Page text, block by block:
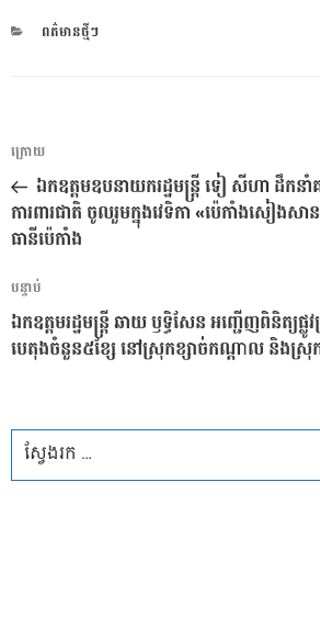
CATEGORIES
ពត៌មានថ្មីៗ
ការ​
នាំទិស​
ប្រកាស
អត្ថបទ
មុន
ក្រោយ
ឯកឧត្តមឧបនាយករដ្ឋមន្ដ្រី ទៀ សីហា ដឹក
ការពារជាតិ ចូលរួមក្នុងវេទិកា «ប៉េកាំងសៀងស
ធានីប៉េកាំង
អត្ថបទ
បន្ទាប់
បន្ទាប់
ឯកឧត្តមរដ្ឋមន្ត្រី ឆាយ ឫទ្ធិសែន អញ្ជើញពិនិត្យផ្
បេតុងចំនួន៥ខ្សែ នៅស្រុកខ្សាច់កណ្ដាល និងស្